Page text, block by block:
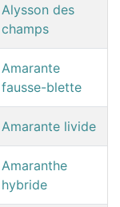
Alysson des
champs
Amarante
fausse-blette
Amarante livide
Amaranthe
hybride